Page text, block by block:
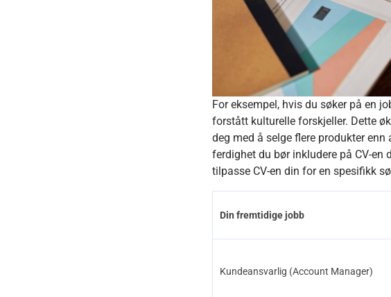
For eksempel, hvis du søker på en
forstått kulturelle forskjeller. Dette
deg med å selge flere produkter
ferdighet du bør inkludere på CV-en
tilpasse CV-en din for en spesifikk
Din fremtidige jobb
Kundeansvarlig (Account Manager)